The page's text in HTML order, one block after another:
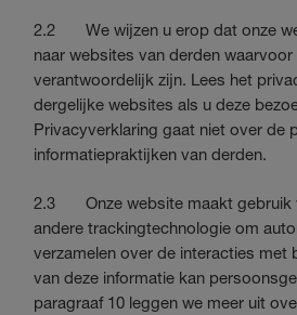
2.2 We wijzen u erop dat onze
naar websites van derden waarvoor
verantwoordelijk zijn. Lees het
dergelijke websites als u deze
Privacyverklaring gaat niet over de
informatiepraktijken van derden.
2.3 Onze website maakt gebruik
andere trackingtechnologie om
verzamelen over de interacties met
van deze informatie kan
paragraaf 10 leggen we meer uit